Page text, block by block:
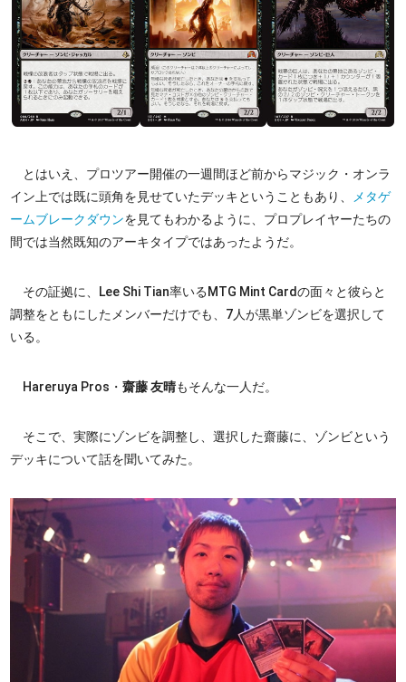
とはいえ、プロツアー開催の一週間ほど前からマジック・オンラ
イン上では既に頭角を見せていたデッキということもあり、
メタゲ
ームブレークダウンを見てもわかるように、プロプレイヤーたちの
間では当然既知のアーキタイプではあったようだ。
その証拠に、Lee Shi Tian率いるMTG Mint Cardの面々と彼らと
調整をともにしたメンバーだけでも、7人が黒単ゾンビを選択して
いる。
Hareruya Pros・齋藤 友晴もそんな一人だ。
そこで、実際にゾンビを調整し、選択した齋藤に、ゾンビという
デッキについて話を聞いてみた。